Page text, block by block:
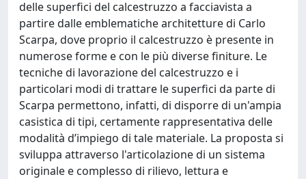
delle superfici del calcestruzzo a facciavista a
partire dalle emblematiche architetture di Carlo
Scarpa, dove proprio il calcestruzzo è presente in
numerose forme e con le più diverse finiture. Le
tecniche di lavorazione del calcestruzzo e i
particolari modi di trattare le superfici da parte di
Scarpa permettono, infatti, di disporre di un'ampia
casistica di tipi, certamente rappresentativa delle
modalità d’impiego di tale materiale. La proposta si
sviluppa attraverso l'articolazione di un sistema
originale e complesso di rilievo, lettura e